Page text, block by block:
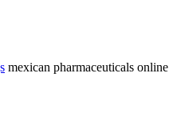
mexican pharmaceuticals online